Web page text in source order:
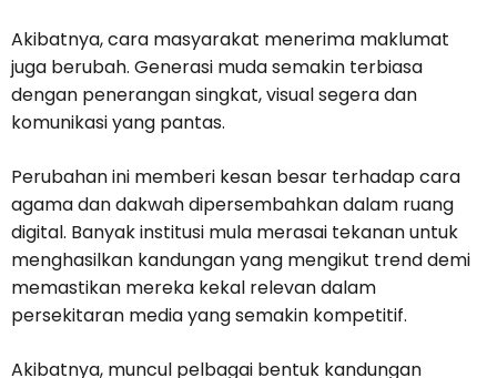
Akibatnya, cara masyarakat menerima maklumat
juga berubah. Generasi muda semakin terbiasa
dengan penerangan singkat, visual segera dan
komunikasi yang pantas.
Perubahan ini memberi kesan besar terhadap cara
agama dan dakwah dipersembahkan dalam ruang
digital. Banyak institusi mula merasai tekanan untuk
menghasilkan kandungan yang mengikut trend demi
memastikan mereka kekal relevan dalam
persekitaran media yang semakin kompetitif.
Akibatnya, muncul pelbagai bentuk kandungan